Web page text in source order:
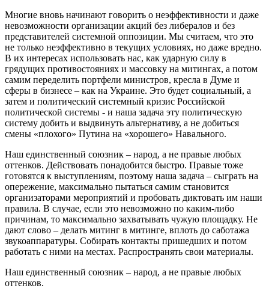
Многие вновь начинают говорить о неэффективности и даже
невозможности организации акций без либералов и без
представителей системной оппозиции. Мы считаем, что это
не только неэффективно в текущих условиях, но даже вредно.
В их интересах использовать нас, как ударную силу в
грядущих противостояниях и массовку на митингах, а потом
самим переделить портфели министров, кресла в Думе и
сферы в бизнесе – как на Украине. Это будет социальный, а
затем и политический системный кризис Российской
политической системы - и наша задача эту политическую
систему добить и выдвинуть альтернативу, а не добиться
смены «плохого» Путина на «хорошего» Навального.
Наш единственный союзник – народ, а не правые любых
оттенков. Действовать понадобится быстро. Правые тоже
готовятся к выступлениям, поэтому наша задача – сыграть на
опережение, максимально пытаться самим становится
организаторами мероприятий и пробовать диктовать им наши
правила. В случае, если это невозможно по каким-либо
причинам, то максимально захватывать чужую площадку. Не
дают слово – делать митинг в митинге, вплоть до саботажа
звукоаппаратуры. Собирать контакты пришедших и потом
работать с ними на местах. Распространять свои материалы.
Наш единственный союзник – народ, а не правые любых
оттенков.